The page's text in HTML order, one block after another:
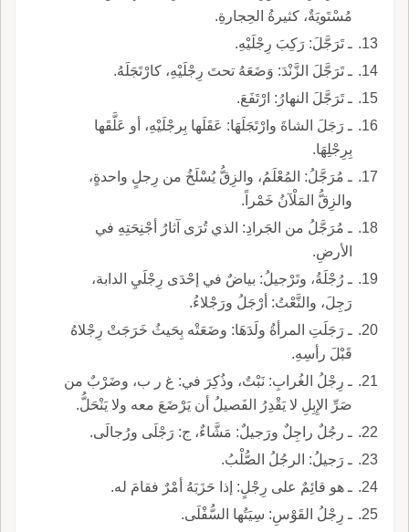
مُسْتَويَةٌ، كثيرةُ الحِجارةِ.
ـ تَرَجَّلَ: رَكِبَ رِجْلَيْهِ.
ـ تَرَجَّلَ الزَّنْدَ: وَضَعَهُ تحتَ رِجْلَيْهِ، كارْتَجَلَهُ.
ـ تَرَجَّلَ النهارُ: ارْتَفَعَ.
ـ رَجَلَ الشاةَ وارْتَجَلَهَا: عَقَلَها بِرجْلَيْهِ، أو عَلَّقَها
بِرِجْلِهَا.
ـ مُرَجَّلُ: المُعْلَمُ، والزِقُّ يُسْلَخُ من رِجلٍ واحدةٍ،
والزِقُّ المَلْآنُ خَمْراً.
ـ مُرَجَّلُ من الجَرادِ: الذي تُرَى آثارُ أجْنِحَتِهِ في
الأرضِ.
ـ رُجْلَةُ، وتَرْجيلُ: بياضٌ في إحْدَى رِجْلَيِ الدابة،
رَجِلَ، والنَّعْتُ: أرْجَلُ ورَجْلاءُ.
ـ رَجَلَتِ المرأةُ ولَدَهَا: وضَعَتْه بِحَيثُ خَرَجَتْ رِجْلاهُ
قَبْلَ رأسِهِ.
ـ رِجْلُ الغُرابِ: نَبْتٌ، وذُكِرَ في: غ ر ب، وضَرْبٌ من
صَرِّ الإِبِلِ لا يَقْدِرُ الفَصيلُ أن يَرْضَعَ معه ولا يَنْحَلُّ.
ـ رجُلٌ راجِلٌ ورَجيلٌ: مَشَّاءٌ، ج: رَجْلَى ورُجالَى.
ـ رَجيلُ: الرجُلُ الصُّلْبُ.
ـ هو قائِمٌ على رِجْلٍ: إذا حَزَبَهُ أمْرٌ فقامَ له.
ـ رِجْلُ القَوْسِ: سِيَتُها السُّفْلَى.